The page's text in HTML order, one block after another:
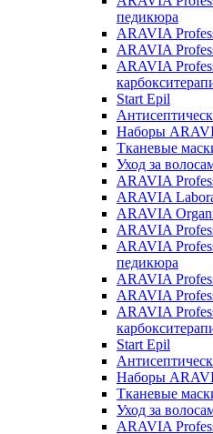
педикюра
ARAVIA
ARAVIA
ARAVIA
Start Epil
Наборы
Тканевые
Уход за
ARAVIA
ARAVIA
ARAVIA
ARAVIA
ARAVIA
педикюра
ARAVIA
ARAVIA
ARAVIA
Start Epil
Наборы
Тканевые
Уход за
ARAVIA